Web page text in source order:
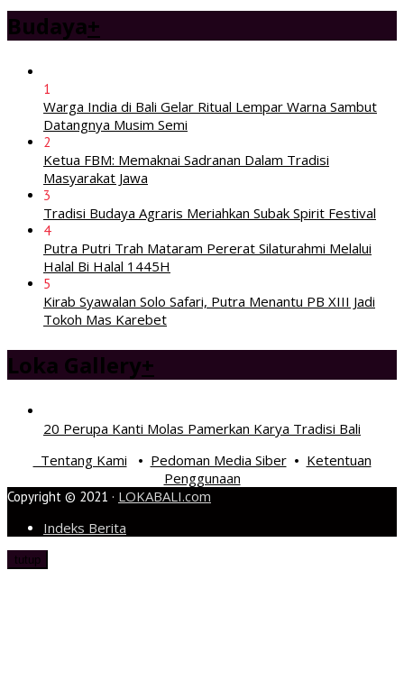
Budaya+
1
Warga India di Bali Gelar Ritual Lempar Warna Sambut
Datangnya Musim Semi
2
Ketua FBM: Memaknai Sadranan Dalam Tradisi
Masyarakat Jawa
3
Tradisi Budaya Agraris Meriahkan Subak Spirit Festival
4
Putra Putri Trah Mataram Pererat Silaturahmi Melalui
Halal Bi Halal 1445H
5
Kirab Syawalan Solo Safari, Putra Menantu PB XIII Jadi
Tokoh Mas Karebet
Loka Gallery+
20 Perupa Kanti Molas Pamerkan Karya Tradisi Bali
Tentang Kami • Pedoman Media Siber• Ketentuan
Penggunaan
Copyright © 2021 · LOKABALI.com
Indeks Berita
tutup